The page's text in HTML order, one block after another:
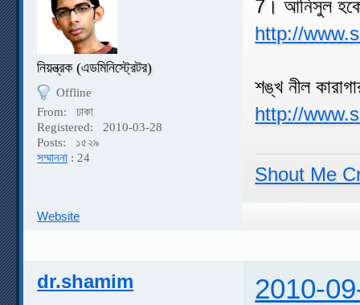
নিয়ন্ত্রক (এডমিনিস্ট্রেটর)
Offline
From:
ঢাকা
Registered:
2010-03-28
Posts:
১৫২৯
সম্মাননা : 24
7। আনিসুল
http://
শঙ্খ নীল
http://
Shout Me
Website
dr.shamim 2010-